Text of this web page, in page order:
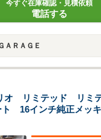
今すぐ在庫確認・見積依頼
電話する
ＡＲＡＧＥ
オ リミテッド リミ
16インチ純正メッ